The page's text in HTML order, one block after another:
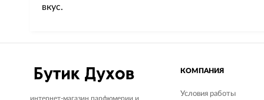
вкус.
интернет-магазин парфюмерии и
КОМПАНИЯ
Условия работы